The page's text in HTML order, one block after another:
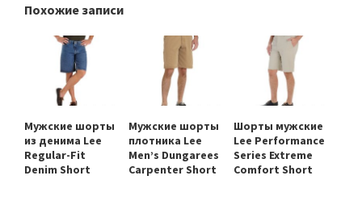
Похожие записи
Мужские шорты
из денима Lee
Regular-Fit
Denim Short
Мужские шорты
плотника Lee
Men’s Dungarees
Carpenter Short
Шорты мужские
Lee Performance
Series Extreme
Comfort Short